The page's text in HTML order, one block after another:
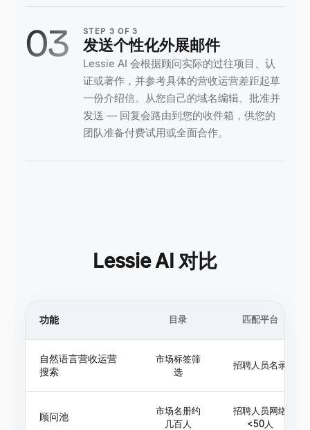
03 STEP 3 OF3
发送个性化外展邮件
Lessie AI 会根据顾问实际的过往项目、认
证或著作，并参考具体的营收运营差距起草
一份介绍信。从您自己的域名编辑、批准并
发送 — 回复会路由到您的收件箱，供您的
团队准备付费试用或全面合作。
Lessie AI 对比
功能 目录 匹配平台
自然语言营收运营
搜索
市场标签筛
选
招聘人员名录
顾问池
市场名册约
几百人
招聘人员网络
<50人